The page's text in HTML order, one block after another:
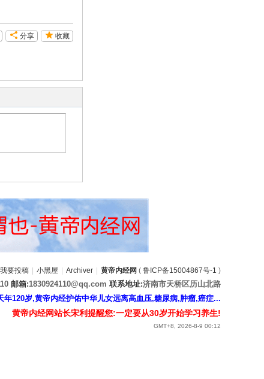
收藏
分享
我要投稿 小黑屋 Archiver 黄帝内经网 ( 鲁ICP备15004867号-1 )
邮箱:1830924110@qq.com 联系地址:济南市天桥区历山北路
120岁,黄帝内经护佑中华儿女远离高血压,糖尿病,肿瘤,癌症...
黄帝内经网站长宋利提醒您:一定要从30岁开始学习养生!
GMT+8, 2026-8-9 00:12